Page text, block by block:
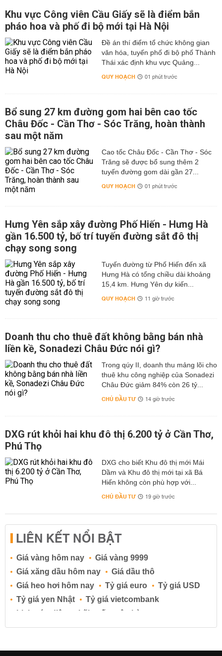
Khu vực Công viên Cầu Giấy sẽ là điểm bắn
pháo hoa và phố đi bộ mới tại Hà Nội
Đề án thí điểm tổ chức không gian
văn hóa, tuyến phố đi bộ phố Thành
Thái xác định khu vực Quảng...
QUY HOẠCH 01 phút trước
Bổ sung 27 km đường gom hai bên cao tốc
Châu Đốc - Cần Thơ - Sóc Trăng, hoàn thành
sau một năm
Cao tốc Châu Đốc - Cần Thơ - Sóc
Trăng sẽ được bổ sung thêm 2
tuyến đường gom dài gần 27...
QUY HOẠCH 01 phút trước
Hưng Yên sắp xây đường Phố Hiến - Hưng Hà
gần 16.500 tỷ, bố trí tuyến đường sắt đô thị
chạy song song
Tuyến đường từ Phố Hiến đến xã
Hưng Hà có tổng chiều dài khoảng
15,4 km. Hưng Yên dự kiến...
QUY HOẠCH 11 giờ trước
Doanh thu cho thuê đất không bằng bán nhà
liền kề, Sonadezi Châu Đức nói gì?
Trong qúy II, doanh thu mảng lõi cho
thuê khu công nghiệp của Sonadezi
Châu Đức giảm 84% còn 26 tỷ...
CHỦ ĐẦU TƯ 14 giờ trước
DXG rút khỏi hai khu đô thị 6.200 tỷ ở Cần Thơ,
Phú Thọ
DXG cho biết Khu đô thị mới Mái
Dầm và Khu đô thị mới tại xã Bá
Hiến không còn phù hợp với...
CHỦ ĐẦU TƯ 19 giờ trước
LIÊN KẾT NỔI BẬT
Giá vàng hôm nay
Giá vàng 9999
Giá xăng dầu hôm nay
Giá dầu thô
Giá heo hơi hôm nay
Tỷ giá euro
Tỷ giá USD
Tỷ giá yen Nhật
Tỷ giá vietcombank
Lịch cúp điện
Lãi suất ngân hàng
Lãi suất tiết kiệm
Lãi suất tiền gửi